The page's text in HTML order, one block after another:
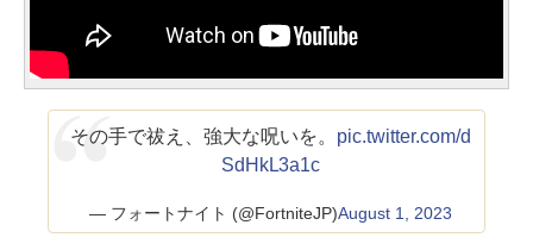
その手で祓え、強大な呪いを。 pic.twitter.com/d
SdHkL3a1c
— フォートナイト (@FortniteJP)August 1, 2023